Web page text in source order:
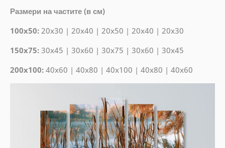
Размери на частите (в см)
100x50:20x30 | 20x40 | 20x50 | 20x40 | 20x30
150x75:30x45 | 30x60 | 30x75 | 30x60 | 30x45
200x100:40x60 | 40x80 | 40x100 | 40x80 | 40x60